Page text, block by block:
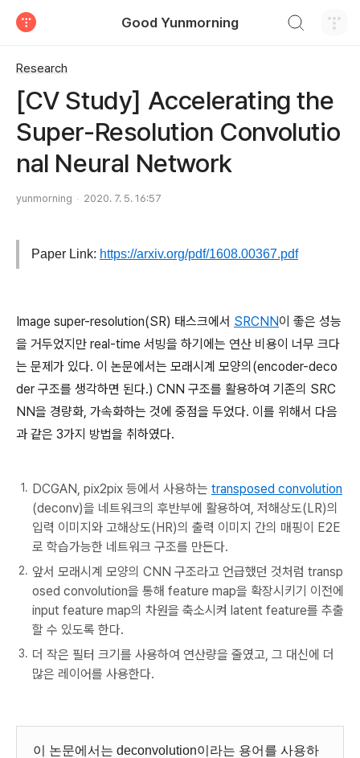
Good Yunmorning
Research
[CV Study] Accelerating the
Super-Resolution Convolutio
nal Neural Network
yunmorning 2020. 7. 5. 16:57
Paper Link: https://arxiv.org/pdf/1608.00367.pdf
Image super-resolution(SR) 태스크에서 SRCNN이 좋은 성능
을 거두었지만 real-time 서빙을 하기에는 연산 비용이 너무 크다
는 문제가 있다. 이 논문에서는 모래시계 모양의(encoder-deco
der 구조를 생각하면 된다.) CNN 구조를 활용하여 기존의 SRC
NN을 경량화, 가속화하는 것에 중점을 두었다. 이를 위해서 다음
과 같은 3가지 방법을 취하였다.
DCGAN, pix2pix 등에서 사용하는 transposed convolution
(deconv)을 네트워크의 후반부에 활용하여, 저해상도(LR)의
입력 이미지와 고해상도(HR)의 출력 이미지 간의 매핑이 E2E
로 학습가능한 네트워크 구조를 만든다.
앞서 모래시계 모양의 CNN 구조라고 언급했던 것처럼 transp
osed convolution을 통해 feature map을 확장시키기 이전에
input feature map의 차원을 축소시켜 latent feature를 추출
할 수 있도록 한다.
더 작은 필터 크기를 사용하여 연산량을 줄였고, 그 대신에 더
많은 레이어를 사용한다.
이 논문에서는 deconvolution이라는 용어를 사용하